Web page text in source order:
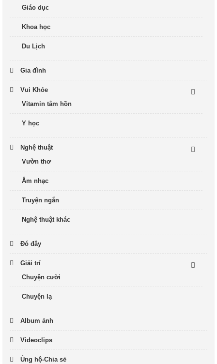
Giáo dục
Khoa học
Du Lịch
Gia đình
Vui Khỏe
Vitamin tâm hồn
Y học
Nghệ thuật
Vườn thơ
Âm nhạc
Truyện ngắn
Nghệ thuật khác
Đó đây
Giải trí
Chuyện cười
Chuyện lạ
Album ảnh
Videoclips
Ủng hộ-Chia sẻ